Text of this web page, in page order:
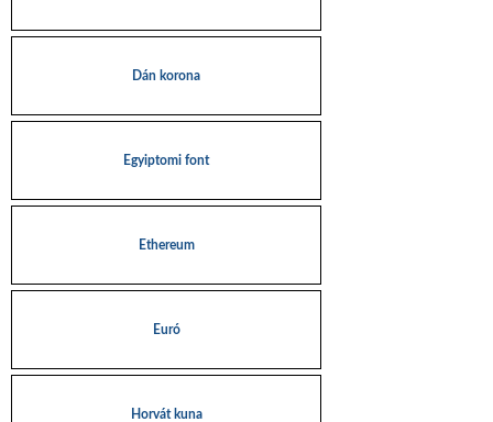
Dán korona
Egyiptomi font
Ethereum
Euró
Horvát kuna